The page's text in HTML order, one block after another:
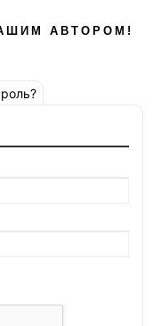
АВТОРОМ!